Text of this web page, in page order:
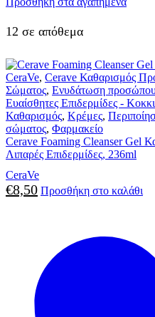
12 σε απόθεμα
CeraVe, Cerave Καθαρισμός
Σώματος, Ενυδάτωση
Ευαίσθητες Επιδερμίδες -
Καθαρισμός, Κρέμες,
σώματος, Φαρμακείο
Cerave Foaming Cleanser Gel
Λιπαρές Επιδερμίδες, 236ml
CeraVe
€8,50 Προσθήκη στο καλάθι